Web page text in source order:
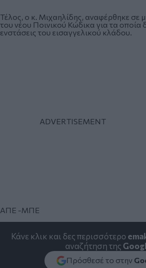
Τέλος, ο κ. Μιχαηλίδης, αναφέρθηκε σε
του νέου Ποινικού Κώδικα για τα οποία
ενστάσεις του εισαγγελικού κλάδου.
ΑΠΕ -ΜΠΕ
Κάνε κλικ και δες περισσότερο
αναζήτηση της
Πρόσθεσέ το στην